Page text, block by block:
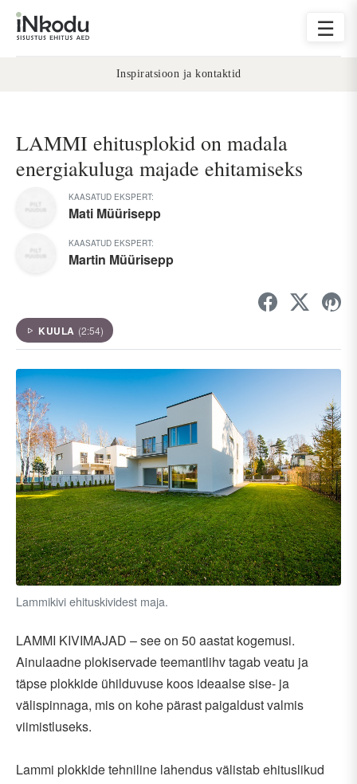
☰
Inspiratsioon ja kontaktid
LAMMI ehitusplokid on madala
energiakuluga majade ehitamiseks
KAASATUD EKSPERT:
Mati Müürisepp
KAASATUD EKSPERT:
Martin Müürisepp
KUULA (2:54)
Lammikivi ehituskividest maja.
LAMMI KIVIMAJAD – see on 50 aastat kogemusi.
Ainulaadne plokiservade teemantlihv tagab veatu ja
täpse plokkide ühilduvuse koos ideaalse sise- ja
välispinnaga, mis on kohe pärast paigaldust valmis
viimistluseks.
Lammi plokkide tehniline lahendus välistab ehituslikud